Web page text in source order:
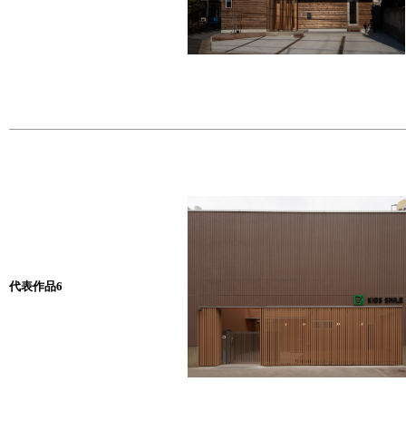
代表作品6